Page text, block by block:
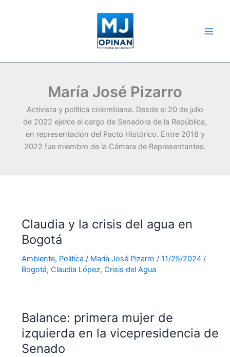
María José Pizarro
Activista y política colombiana. Desde el 20 de julio
de 2022 ejerce el cargo de Senadora de la República,
en representación del Pacto Histórico. Entre 2018 y
2022 fue miembro de la Cámara de Representantes.​
Claudia y la crisis del agua en
Bogotá
Ambiente, Politíca / María José Pizarro / 11/25/2024 /
Bogotá, Claudia López, Crisis del Agua
Balance: primera mujer de
izquierda en la vicepresidencia de
Senado